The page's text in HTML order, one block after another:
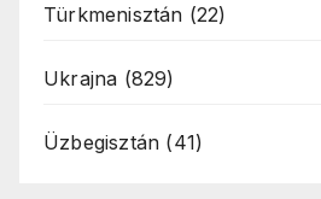
Türkmenisztán (22)
Ukrajna (829)
Üzbegisztán (41)